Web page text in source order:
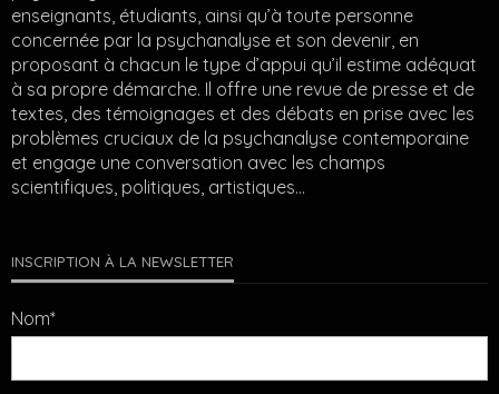
enseignants, étudiants, ainsi qu’à toute personne
concernée par la psychanalyse et son devenir, en
proposant à chacun le type d’appui qu’il estime adéquat
à sa propre démarche. Il offre une revue de presse et de
textes, des témoignages et des débats en prise avec les
problèmes cruciaux de la psychanalyse contemporaine
et engage une conversation avec les champs
scientifiques, politiques, artistiques…
INSCRIPTION À LA NEWSLETTER
Nom*